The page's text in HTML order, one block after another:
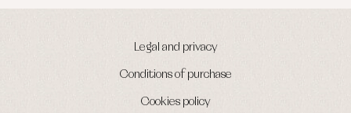
Legal and privacy
Conditions of purchase
Cookies policy